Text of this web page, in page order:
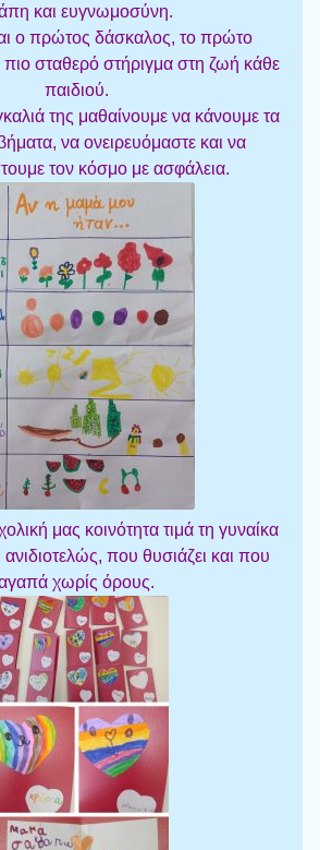
και ευγνωμοσύνη.
ο πρώτος δάσκαλος, το πρώτο
πιο σταθερό στήριγμα στη ζωή κάθε
παιδιού.
της μαθαίνουμε να κάνουμε τα
να ονειρευόμαστε και να
τον κόσμο με ασφάλεια.
μας κοινότητα τιμά τη γυναίκα
που θυσιάζει και που
χωρίς όρους.